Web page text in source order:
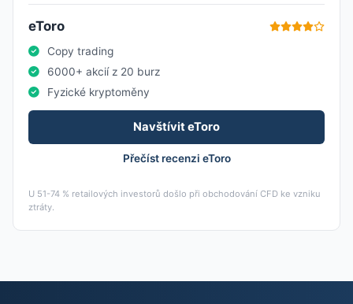
eToro
Copy trading
6000+ akcií z 20 burz
Fyzické kryptoměny
Navštívit eToro
Přečíst recenzi eToro
U 51-74 % retailových investorů došlo při obchodování CFD ke vzniku
ztráty.